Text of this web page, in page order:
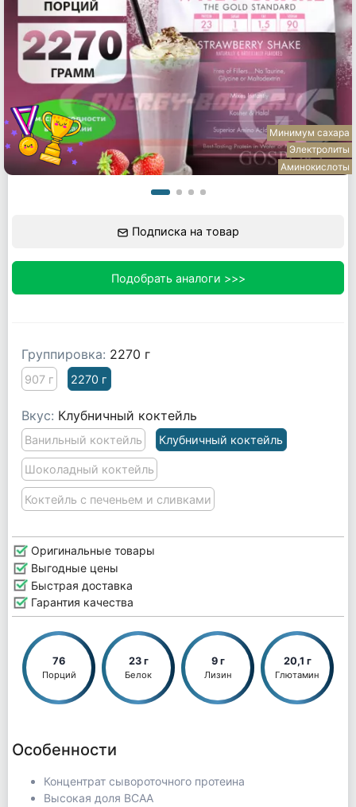
Минимум сахара
Электролиты
Аминокислоты
Подписка на товар
Подобрать аналоги >>>
Группировка: 2270 г
907 г 2270 г
Вкус: Клубничный коктейль
Ванильный коктейль Клубничный коктейль
Шоколадный коктейль
Коктейль с печеньем и сливками
Оригинальные товары
Выгодные цены
Быстрая доставка
Гарантия качества
76
Порций
23 г
Белок
9 г
Лизин
20,1 г
Глютамин
Особенности
Концентрат сывороточного протеина
Высокая доля BCAA